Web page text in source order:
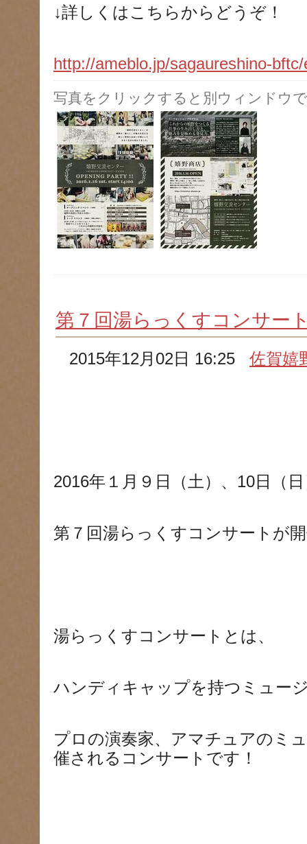
↓詳しくはこちらからどうぞ！
http://ameblo.jp/sagaureshino-
写真をクリックすると別ウィンドウ
第７回湯らっくすコンサー
2015年12月02日 16:25佐賀嬉
2016年１月９日（土）、10日（
第７回湯らっくすコンサートが
湯らっくすコンサートとは、
ハンディキャップを持つミュー
プロの演奏家、アマチュアのミ
催されるコンサートです！